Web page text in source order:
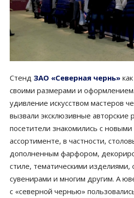
Стенд ЗАО «Северная чернь»
своими размерами и
удивление искусством мастеров
вызвали эксклюзивные авторские
посетители знакомились с
ассортименте, в частности,
дополненным фарфором,
стиле, тематическими изделиями,
сувенирами и многим другим. А
с «северной чернью»